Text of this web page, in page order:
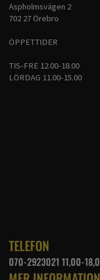
Aspholmsvägen 2
702 27 Örebro
ÖPPETTIDER
TIS-FRE 12.00-18.00
LÖRDAG 11.00-15.00
TELEFON
070-2923021 11,00-